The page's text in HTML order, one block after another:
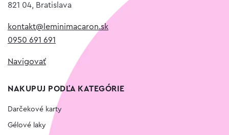
821 04, Bratislava
kontakt@leminimacaron.sk
0950 691 691
Navigovať
NAKUPUJ PODĽA KATEGÓRIE
Darčekové karty
Gélové laky